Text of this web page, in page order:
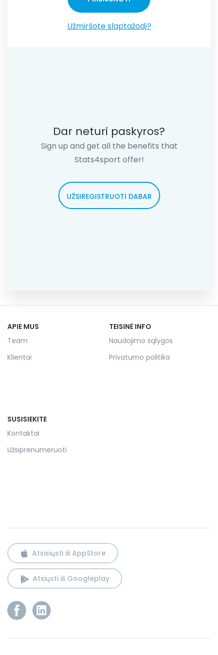
Užmiršote slaptažodį?
Dar neturi paskyros?
Sign up and get all the benefits that
Stats4sport offer!
UŽSIREGISTRUOTI DABAR
APIE MUS
Team
Klientai
TEISINĖ INFO
Naudojimo sąlygos
Privatumo politika
SUSISIEKITE
Kontaktai
Užsiprenumeruoti
Atsisiųsti iš AppStore
Atsiųsti iš Googleplay